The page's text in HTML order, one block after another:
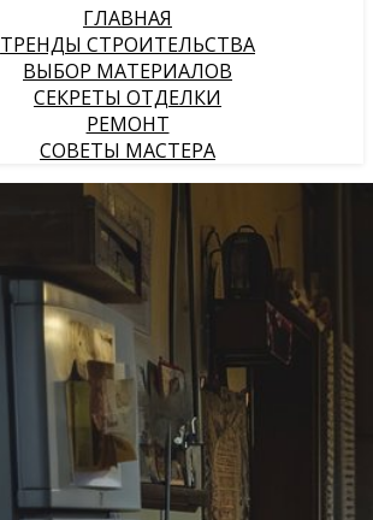
ГЛАВНАЯ
ТРЕНДЫ СТРОИТЕЛЬСТВА
ВЫБОР МАТЕРИАЛОВ
СЕКРЕТЫ ОТДЕЛКИ
РЕМОНТ
СОВЕТЫ МАСТЕРА